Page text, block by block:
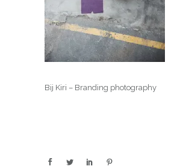
Bij Kiri – Branding photography